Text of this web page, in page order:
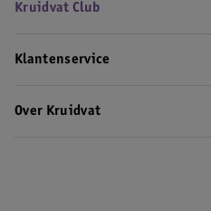
Kruidvat Club
Klantenservice
Over Kruidvat